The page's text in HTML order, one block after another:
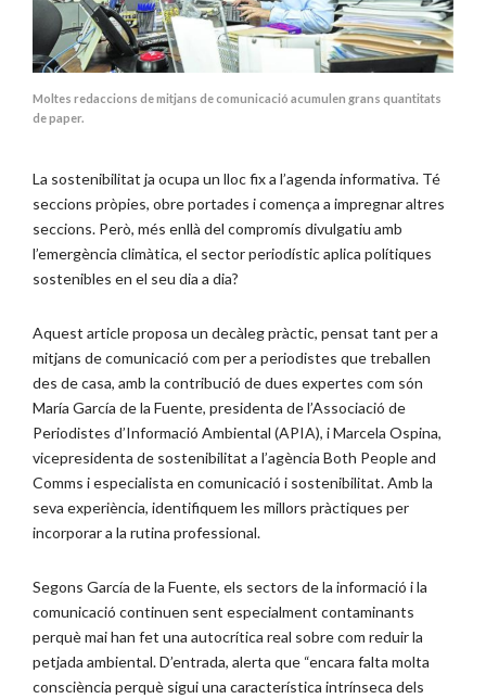
Moltes redaccions de mitjans de comunicació acumulen grans quantitats
de paper.
La sostenibilitat ja ocupa un lloc fix a l’agenda informativa. Té
seccions pròpies, obre portades i comença a impregnar altres
seccions. Però, més enllà del compromís divulgatiu amb
l’emergència climàtica, el sector periodístic aplica polítiques
sostenibles en el seu dia a dia?
Aquest article proposa un decàleg pràctic, pensat tant per a
mitjans de comunicació com per a periodistes que treballen
des de casa, amb la contribució de dues expertes com són
María García de la Fuente, presidenta de l’Associació de
Periodistes d’Informació Ambiental (APIA), i Marcela Ospina,
vicepresidenta de sostenibilitat a l’agència Both People and
Comms i especialista en comunicació i sostenibilitat. Amb la
seva experiència, identifiquem les millors pràctiques per
incorporar a la rutina professional.
Segons García de la Fuente, els sectors de la informació i la
comunicació continuen sent especialment contaminants
perquè mai han fet una autocrítica real sobre com reduir la
petjada ambiental. D’entrada, alerta que “encara falta molta
consciència perquè sigui una característica intrínseca dels